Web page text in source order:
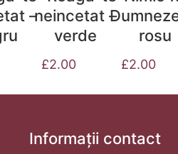
–neincetat –
verde
£2.00
rosu
£2.00
Informații contact